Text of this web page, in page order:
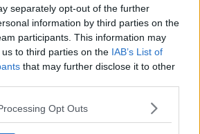
separately opt-out of the further
information by third parties on the
participants. This information may
to third parties on the IAB’s List of
that may further disclose it to other
Opt Outs
10 Kold sommer
12 Pink koldskål
8
Salmonellafri
9 Tivoli koldskål